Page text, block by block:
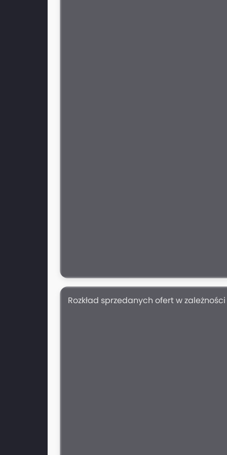
Rozkład sprzedanych ofert w